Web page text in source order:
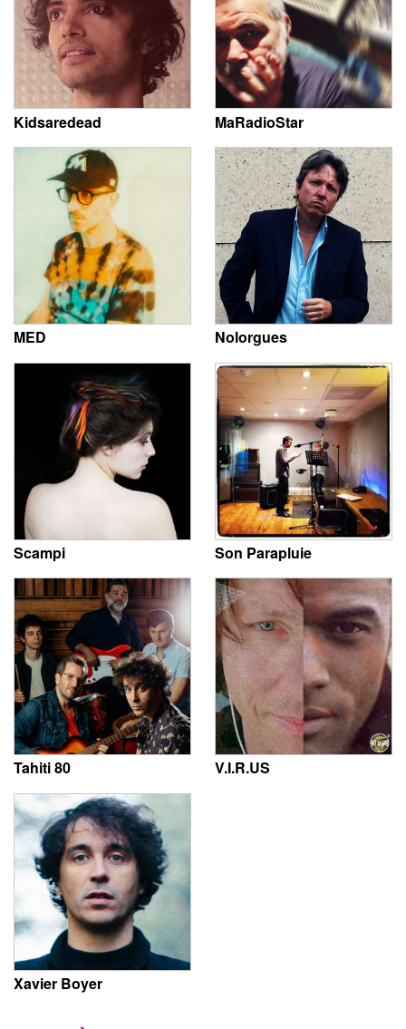
Kidsaredead MaRadioStar
MED Nolorgues
Scampi Son Parapluie
Tahiti 80 V.I.R.US
Xavier Boyer